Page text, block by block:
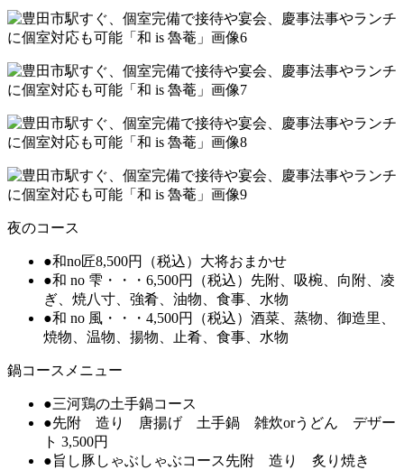
夜のコース
●和no匠8,500円（税込）大将おまかせ
●和 no 雫・・・6,500円（税込）先附、吸椀、向附、凌
ぎ、焼八寸、強肴、油物、食事、水物
●和 no 風・・・4,500円（税込）酒菜、蒸物、御造里、
焼物、温物、揚物、止肴、食事、水物
鍋コースメニュー
●三河鶏の土手鍋コース
●先附 造り 唐揚げ 土手鍋 雑炊orうどん デザー
ト 3,500円
●旨し豚しゃぶしゃぶコース先附 造り 炙り焼き